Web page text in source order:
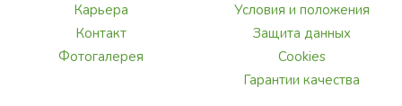
Карьера
Контакт
Фотогалерея
Условия и положения
Защита данных
Cookies
Гарантии качества